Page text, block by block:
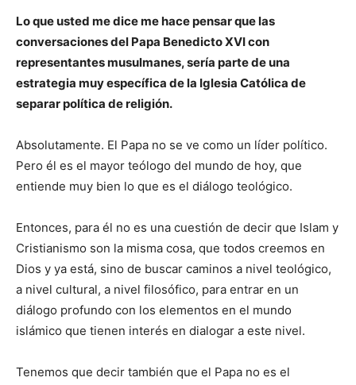
Lo que usted me dice me hace pensar que las
conversaciones del Papa Benedicto XVI con
representantes musulmanes, sería parte de una
estrategia muy específica de la Iglesia Católica de
separar política de religión.
Absolutamente. El Papa no se ve como un líder político.
Pero él es el mayor teólogo del mundo de hoy, que
entiende muy bien lo que es el diálogo teológico.
Entonces, para él no es una cuestión de decir que Islam y
Cristianismo son la misma cosa, que todos creemos en
Dios y ya está, sino de buscar caminos a nivel teológico,
a nivel cultural, a nivel filosófico, para entrar en un
diálogo profundo con los elementos en el mundo
islámico que tienen interés en dialogar a este nivel.
Tenemos que decir también que el Papa no es el